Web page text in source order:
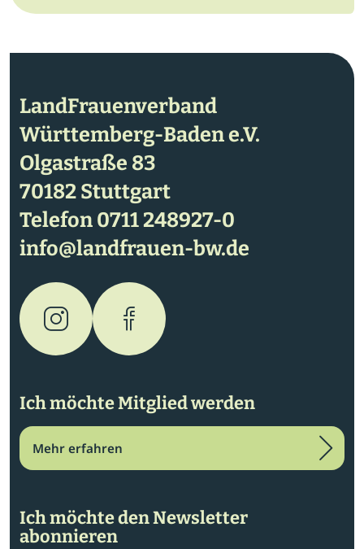
LandFrauenverband
Württemberg-Baden e.V.
Olgastraße 83
70182 Stuttgart
Telefon0711 248927-0
info@landfrauen-bw.de
Ich möchte Mitglied werden
Mehr erfahren
Ich möchte den Newsletter
abonnieren